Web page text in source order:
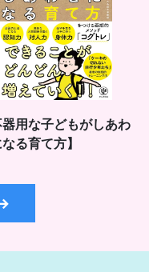
器用な子どもがしあわ
る育て方】